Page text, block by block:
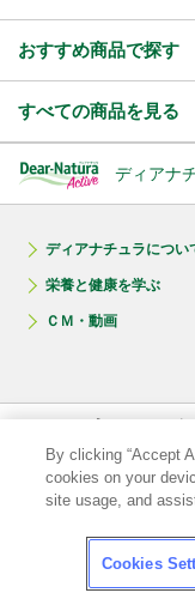
おすすめ商品で探す
すべての商品を見る
ディアナ
ディアナチュラについ
栄養と健康を学ぶ
ＣＭ・動画
プライバシーポ
ご利用規約
©
By clicking “Accept
cookies on your
site usage, and
Cookies